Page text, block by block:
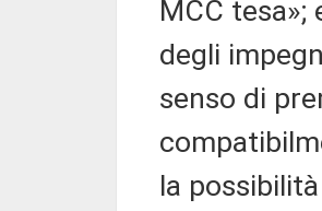
MCC
degli
senso di
la